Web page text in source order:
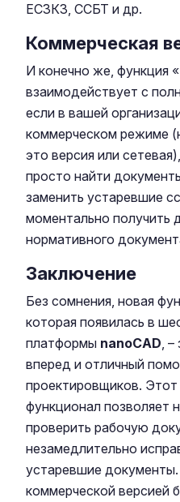
ЕСЗКЗ, ССБТ и др.
Коммерческая
И конечно же,
взаимодействует с
если в вашей
коммерческом режиме
это версия или
просто найти
заменить устаревшие
моментально получить
нормативного
Заключение
Без сомнения, новая
которая появилась в
платформы nanoCAD, –
вперед и отличный
проектировщиков.
функционал позволяет
проверить рабочую
незамедлительно
устаревшие
коммерческой версией